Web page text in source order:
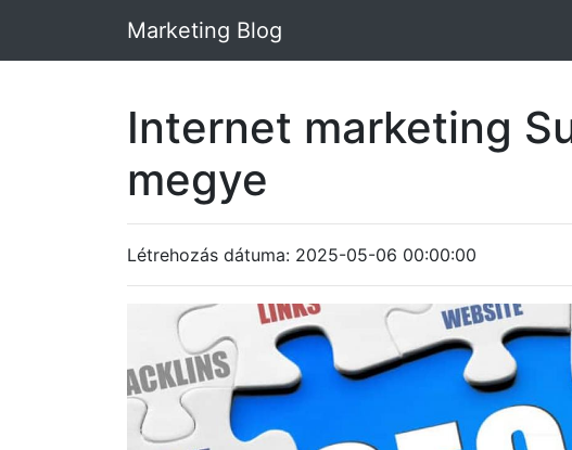
Marketing Blog
Internet marketing
megye
Létrehozás dátuma: 2025-05-06 00:00:00